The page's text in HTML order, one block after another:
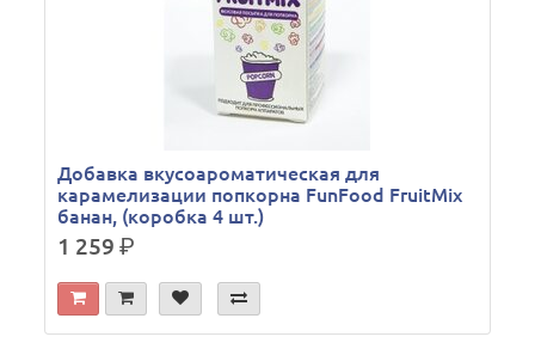
Добавка вкусоароматическая для
карамелизации попкорна FunFood FruitMix
банан, (коробка 4 шт.)
1 259р.